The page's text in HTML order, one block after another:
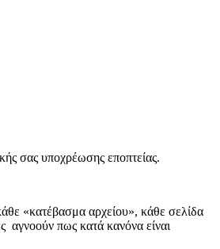
σας υποχρέωσης εποπτείας.
«κατέβασμα αρχείου», κάθε σελίδα
αγνοούν πως κατά κανόνα είναι